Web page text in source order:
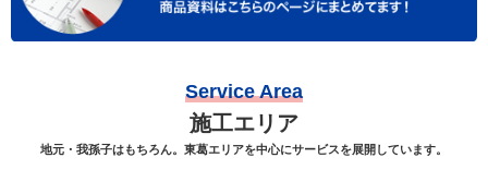
Service Area
施工エリア
地元・我孫子はもちろん。東葛エリアを中心にサービスを展開しています。